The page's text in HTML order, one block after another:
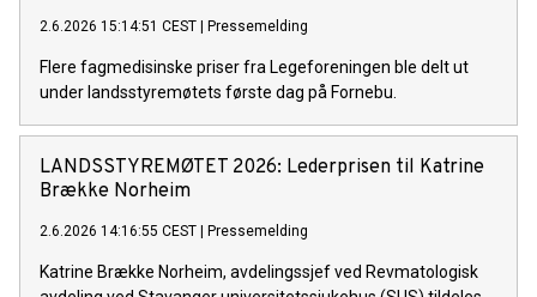
2.6.2026 15:14:51 CEST Pressemelding
Flere fagmedisinske priser fra Legeforeningen ble delt ut
under landsstyremøtets første dag på Fornebu.
LANDSSTYREMØTET 2026: Lederprisen til Katrine
Brække Norheim
2.6.2026 14:16:55 CEST Pressemelding
Katrine Brække Norheim, avdelingssjef ved Revmatologisk